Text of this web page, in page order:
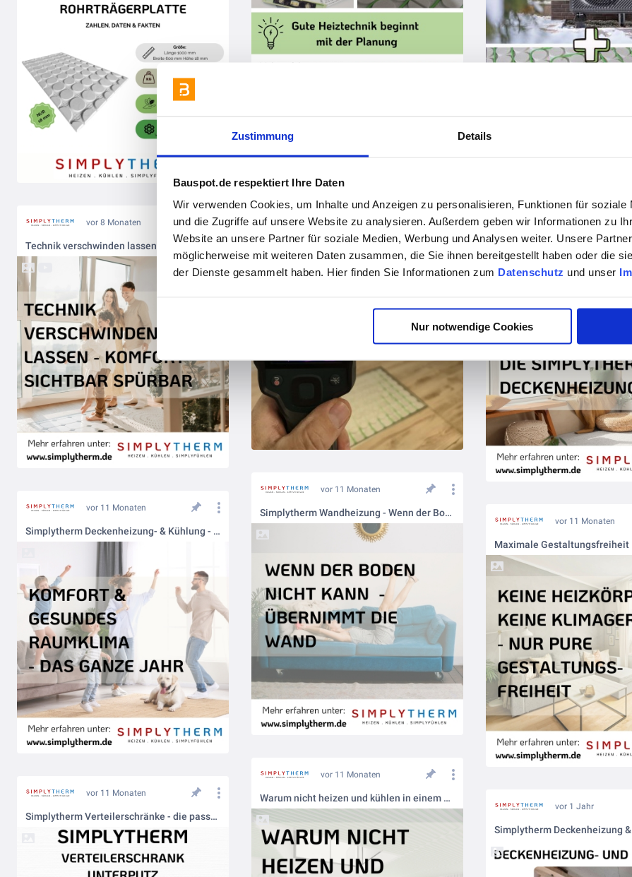
Zustimmung Details
Bauspot.de respektiert Ihre Daten
Wir verwenden Cookies, um Inhalte und Anzeigen zu personalisieren, Funktionen für soziale
und die Zugriffe auf unsere Website zu analysieren. Außerdem geben wir Informationen zu
Website an unsere Partner für soziale Medien, Werbung und Analysen weiter. Unsere
möglicherweise mit weiteren Daten zusammen, die Sie ihnen bereitgestellt haben oder die
der Dienste gesammelt haben. Hier finden Sie Informationen zum Datenschutz und unser
Nur notwendige Cookies
vor 8 Monaten
Technik verschwinden lassen - Komfort sichtbar spürbar
vor 8 Monaten
Platzmangel? Dann an die
vor 11 Monaten
Simplytherm Wandheizung - Wenn der Boden nicht kann – übernimmt die Wand
vor 11 Monaten
Simplytherm Deckenheizung- & Kühlung - Komfort & Gesundes Raumklima das ganze Jahr
vor 11 Monaten
vor 11 Monaten
Warum nicht heizen und kühlen in einem System?
vor 11 Monaten
Simplytherm Verteilerschränke - die passende Lösung für Ihre Heizkreisverteilung
vor 1 Jahr